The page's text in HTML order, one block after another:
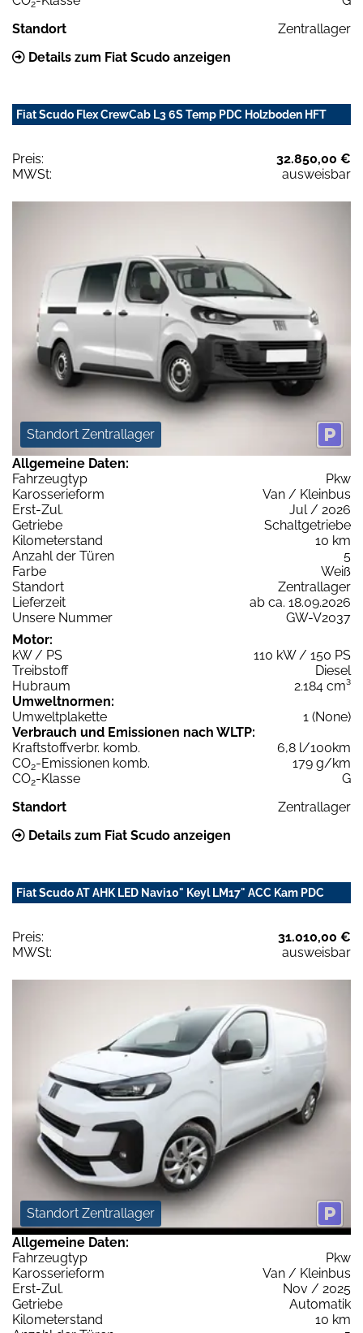
2
Standort
Zentrallager
Details zum Fiat Scudo anzeigen
Fiat Scudo Flex CrewCab L3 6S Temp PDC Holzboden HFT
Preis:
32.850,00 €
MWSt:
ausweisbar
Standort Zentrallager
Allgemeine Daten:
Fahrzeugtyp
Pkw
Karosserieform
Van / Kleinbus
Erst-Zul.
Jul / 2026
Getriebe
Schaltgetriebe
Kilometerstand
10 km
Anzahl der Türen
5
Farbe
Weiß
Standort
Zentrallager
Lieferzeit
ab ca. 18.09.2026
Unsere Nummer
GW-V2037
Motor:
kW / PS
110 kW / 150 PS
Treibstoff
Diesel
Hubraum
2.184 cm³
Umweltnormen:
Umweltplakette
1 (None)
Verbrauch und Emissionen nach WLTP:
Kraftstoffverbr. komb.
6,8 l/100km
CO2-Emissionen komb.
179 g/km
CO2-Klasse
G
Standort
Zentrallager
Details zum Fiat Scudo anzeigen
Fiat Scudo AT AHK LED Navi10" Keyl LM17" ACC Kam PDC
Preis:
31.010,00 €
MWSt:
ausweisbar
Standort Zentrallager
Allgemeine Daten:
Fahrzeugtyp
Pkw
Karosserieform
Van / Kleinbus
Erst-Zul.
Nov / 2025
Getriebe
Automatik
Kilometerstand
10 km